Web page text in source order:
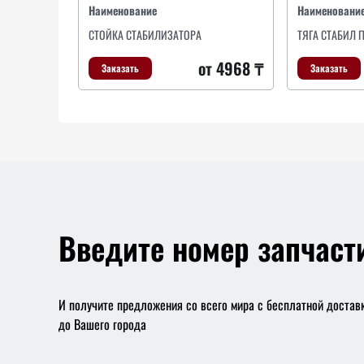
Наименование
СТОЙКА СТАБИЛИЗАТОРА
Заказать от 4968 ₸
ТЯГА СТАБИЛ
Заказать
Введите номер
И получите предложения со всего мира с бесплатной
до Вашего города